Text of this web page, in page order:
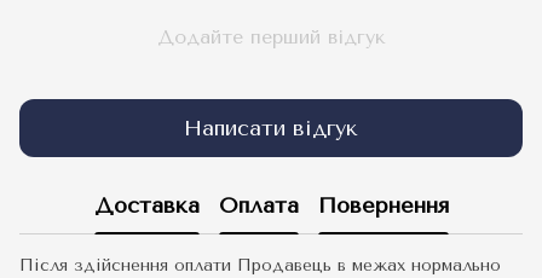
Додайте перший відгук
Написати відгук
Доставка Оплата Повернення
Після здійснення оплати Продавець в межах нормально